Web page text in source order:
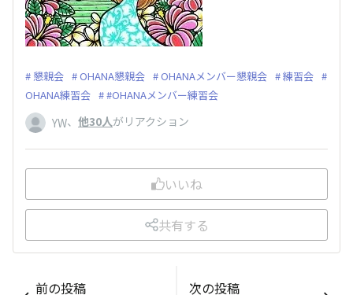
懇親会 OHANA懇親会 OHANAメンバー懇親会
練習会
OHANA練習会
#OHANAメンバー練習会
YW、 他30人がリアクション
いいね
共有する
前の投稿
次の投稿